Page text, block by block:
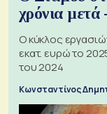
χρόνια μετά
Ο κύκλος
εκατ. ευρώ το
του 2024
Κωνσταντίνος